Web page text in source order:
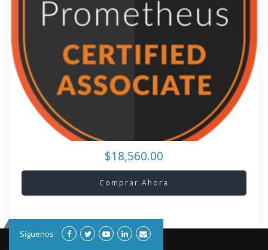
$18,560.00
Comprar Ahora
Síguenos